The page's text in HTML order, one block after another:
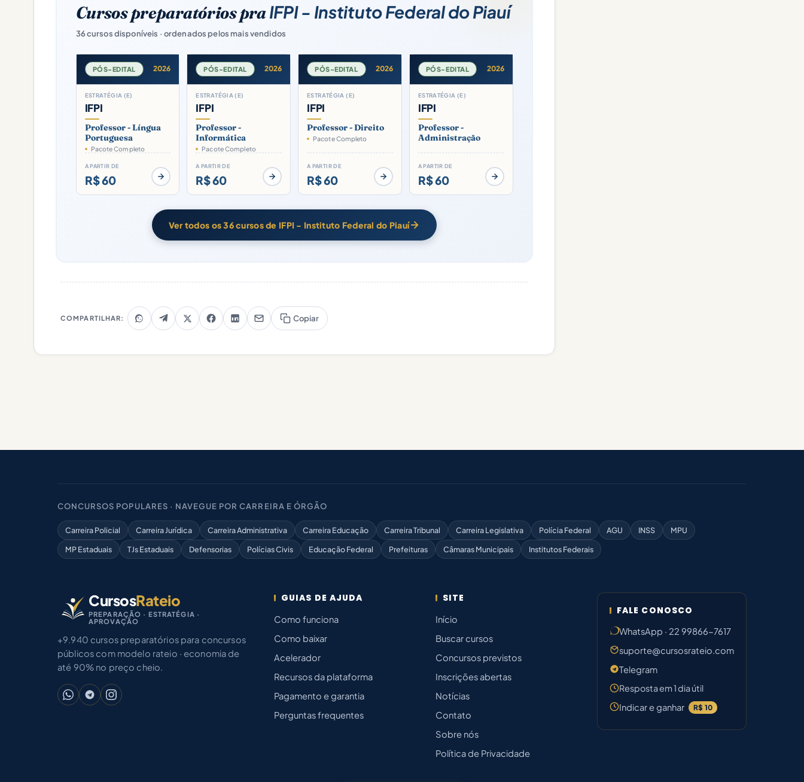
Cursos preparatórios praIFPI - Instituto Federal do Piauí
36 cursos disponíveis · ordenados pelos mais vendidos
PÓS-EDITAL 2026
ESTRATÉGIA (E)
IFPI
Professor - Língua
Portuguesa
Pacote Completo
A PARTIR DE
R$ 60
PÓS-EDITAL 2026
ESTRATÉGIA (E)
IFPI
Professor -
Informática
Pacote Completo
A PARTIR DE
R$ 60
PÓS-EDITAL 2026
ESTRATÉGIA (E)
IFPI
Professor - Direito
Pacote Completo
A PARTIR DE
R$ 60
PÓS-EDITAL 2026
ESTRATÉGIA (E)
IFPI
Professor -
Administração
A PARTIR DE
R$ 60
Ver todos os 36 cursos de IFPI - Instituto Federal do Piauí
COMPARTILHAR: Copiar
CONCURSOS POPULARES · NAVEGUE POR CARREIRA E ÓRGÃO
Carreira Policial Carreira Jurídica Carreira Administrativa Carreira Educação Carreira Tribunal Carreira Legislativa Polícia Federal AGU INSS
MPU
MP Estaduais
TJs Estaduais Defensorias Polícias Civis Educação Federal Prefeituras Câmaras Municipais Institutos Federais
CursosRateio
PREPARAÇÃO · ESTRATÉGIA ·
APROVAÇÃO
+9.940 cursos preparatórios para concursos
públicos com modelo rateio · economia de
até 90% no preço cheio.
GUIAS DE AJUDA
Como funciona
Como baixar
Acelerador
Recursos da plataforma
Pagamento e garantia
Perguntas frequentes
SITE
Início
Buscar cursos
Concursos previstos
Inscrições abertas
Notícias
Contato
Sobre nós
Política de Privacidade
FALE CONOSCO
WhatsApp · 22 99866-7617
suporte@cursosrateio.com
Telegram
Resposta em 1 dia útil
Indicar e ganhar
R$ 10